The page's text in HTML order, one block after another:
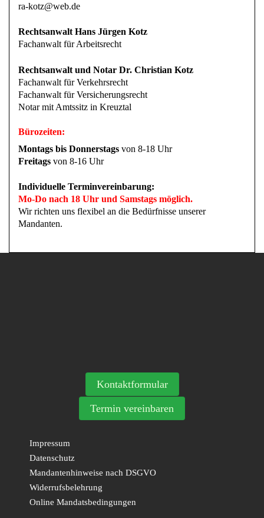
ra-kotz@web.de
Rechtsanwalt Hans Jürgen Kotz
Fachanwalt für Arbeitsrecht
Rechtsanwalt und Notar Dr. Christian Kotz
Fachanwalt für Verkehrsrecht
Fachanwalt für Versicherungsrecht
Notar mit Amtssitz in Kreuztal
Bürozeiten:
Montags bis Donnerstags von 8-18 Uhr
Freitags von 8-16 Uhr
Individuelle Terminvereinbarung:
Mo-Do nach 18 Uhr und Samstags möglich.
Wir richten uns flexibel an die Bedürfnisse unserer
Mandanten.
Kontaktformular
Termin vereinbaren
Impressum
Datenschutz
Mandantenhinweise nach DSGVO
Widerrufsbelehrung
Online Mandatsbedingungen